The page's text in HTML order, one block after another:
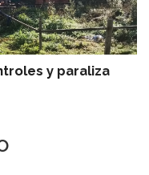
y paraliza